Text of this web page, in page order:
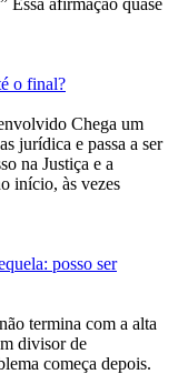
o final?
Chega um
jurídica e passa a ser
na Justiça e a
início, às vezes
posso ser
termina com a alta
divisor de
começa depois.